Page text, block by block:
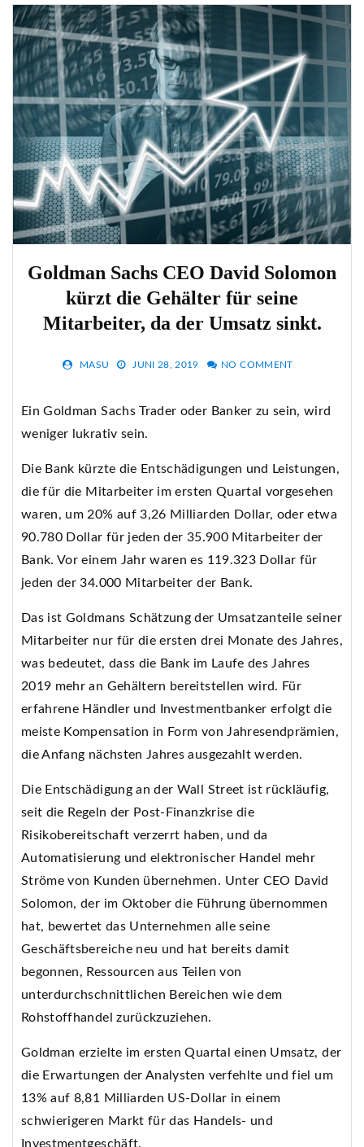
Goldman Sachs CEO David Solomon
kürzt die Gehälter für seine
Mitarbeiter, da der Umsatz sinkt.
MASU JUNI 28, 2019 NO COMMENT
Ein Goldman Sachs Trader oder Banker zu sein, wird
weniger lukrativ sein.
Die Bank kürzte die Entschädigungen und Leistungen,
die für die Mitarbeiter im ersten Quartal vorgesehen
waren, um 20% auf 3,26 Milliarden Dollar, oder etwa
90.780 Dollar für jeden der 35.900 Mitarbeiter der
Bank. Vor einem Jahr waren es 119.323 Dollar für
jeden der 34.000 Mitarbeiter der Bank.
Das ist Goldmans Schätzung der Umsatzanteile seiner
Mitarbeiter nur für die ersten drei Monate des Jahres,
was bedeutet, dass die Bank im Laufe des Jahres
2019 mehr an Gehältern bereitstellen wird. Für
erfahrene Händler und Investmentbanker erfolgt die
meiste Kompensation in Form von Jahresendprämien,
die Anfang nächsten Jahres ausgezahlt werden.
Die Entschädigung an der Wall Street ist rückläufig,
seit die Regeln der Post-Finanzkrise die
Risikobereitschaft verzerrt haben, und da
Automatisierung und elektronischer Handel mehr
Ströme von Kunden übernehmen. Unter CEO David
Solomon, der im Oktober die Führung übernommen
hat, bewertet das Unternehmen alle seine
Geschäftsbereiche neu und hat bereits damit
begonnen, Ressourcen aus Teilen von
unterdurchschnittlichen Bereichen wie dem
Rohstoffhandel zurückzuziehen.
Goldman erzielte im ersten Quartal einen Umsatz, der
die Erwartungen der Analysten verfehlte und fiel um
13% auf 8,81 Milliarden US-Dollar in einem
schwierigeren Markt für das Handels- und
Investmentgeschäft.